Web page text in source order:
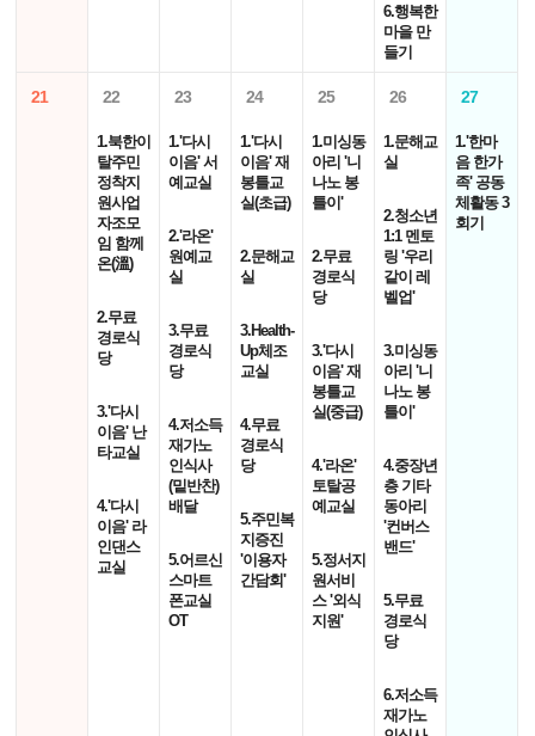
6.행복한
마을 만
들기
21 22
1.북한이
탈주민
정착지
원사업
자조모
임 함께
온(溫)
2.무료
경로식
당
3.'다시
이음' 난
타교실
4.'다시
이음' 라
인댄스
교실
23
1.'다시
이음' 서
예교실
2.'라온'
원예교
실
3.무료
경로식
당
4.저소득
재가노
인식사
(밑반찬)
배달
5.어르신
스마트
폰교실
OT
24
1.'다시
이음' 재
봉틀교
실(초급)
2.문해교
실
3.Health-
Up체조
교실
4.무료
경로식
당
5.주민복
지증진
'이용자
간담회'
25
1.미싱동
아리 '니
나노 봉
틀이'
2.무료
경로식
당
3.'다시
이음' 재
봉틀교
실(중급)
4.'라온'
토탈공
예교실
5.정서지
원서비
스 '외식
지원'
26
1.문해교
실
2.청소년
1:1 멘토
링 '우리
같이 레
벨업'
3.미싱동
아리 '니
나노 봉
틀이'
4.중장년
층 기타
동아리
'컨버스
밴드'
5.무료
경로식
당
6.저소득
재가노
27
1.'한마
음 한가
족' 공동
체활동 3
회기